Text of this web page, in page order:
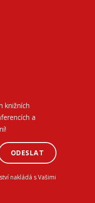
knižních
a
ODESLAT
nakládá s Vašimi